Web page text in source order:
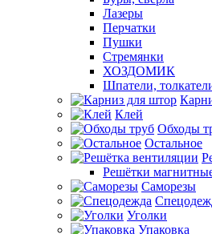
Лазеры
Перчатки
Пушки
Стремянки
ХОЗДОМИК
Шпатели,
Клей
Обходы
Остальное
Решётки
Саморезы
Уголки
Упаковка